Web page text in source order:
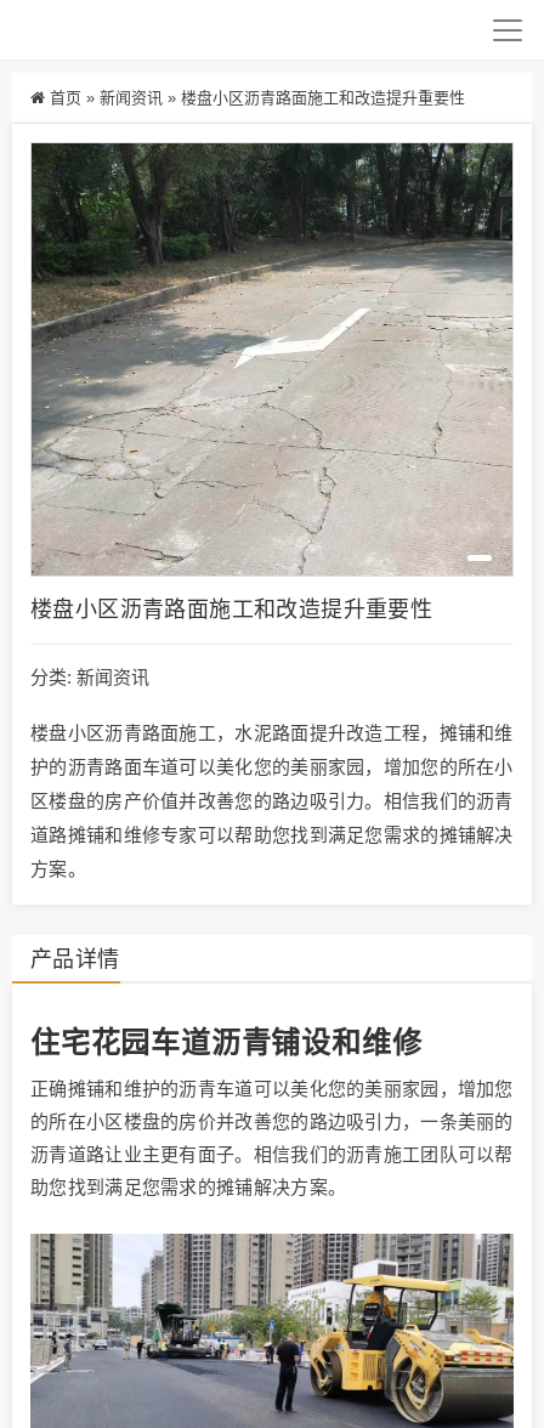
首页 » 新闻资讯 » 楼盘小区沥青路面施工和改造提升重要性
楼盘小区沥青路面施工和改造提升重要性
分类: 新闻资讯
楼盘小区沥青路面施工，水泥路面提升改造工程，摊铺和维
护的沥青路面车道可以美化您的美丽家园，增加您的所在小
区楼盘的房产价值并改善您的路边吸引力。相信我们的沥青
道路摊铺和维修专家可以帮助您找到满足您需求的摊铺解决
方案。
产品详情
住宅花园车道沥青铺设和维修
正确摊铺和维护的沥青车道可以美化您的美丽家园，增加您
的所在小区楼盘的房价并改善您的路边吸引力，一条美丽的
沥青道路让业主更有面子。相信我们的沥青施工团队可以帮
助您找到满足您需求的摊铺解决方案。